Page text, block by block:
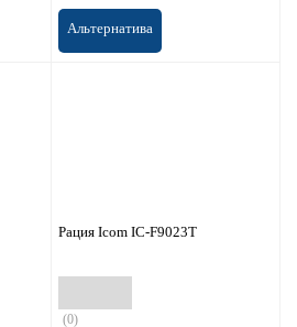
Альтернатива
Рация Icom IC-F9023T
(0)